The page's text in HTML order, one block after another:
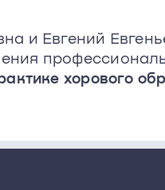
и Евгений
хорового